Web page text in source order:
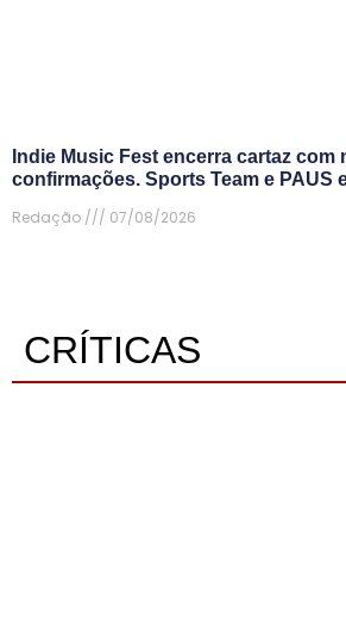
Indie Music Fest encerra cartaz com
confirmações. Sports Team e PAUS
Redação
07/08/2026
CRÍTICAS